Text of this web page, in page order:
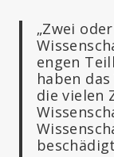
„Zwei
engen
haben
die vielen